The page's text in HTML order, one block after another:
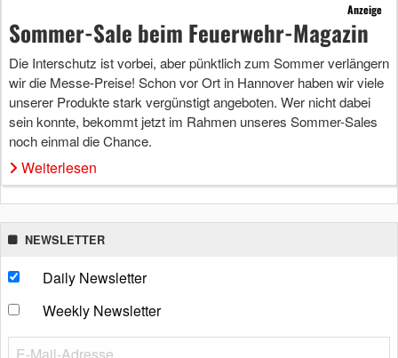
Anzeige
Sommer-Sale beim Feuerwehr-Magazin
Die Interschutz ist vorbei, aber pünktlich zum Sommer verlängern
wir die Messe-Preise! Schon vor Ort in Hannover haben wir viele
unserer Produkte stark vergünstigt angeboten. Wer nicht dabei
sein konnte, bekommt jetzt im Rahmen unseres Sommer-Sales
noch einmal die Chance.
Weiterlesen
NEWSLETTER
Daily Newsletter
Weekly Newsletter